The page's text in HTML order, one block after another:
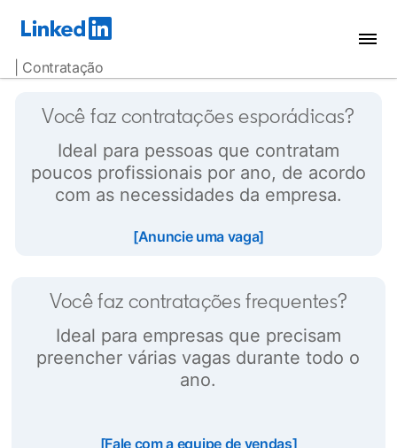
| Contratação
Você faz contratações esporádicas?
Ideal para pessoas que contratam
poucos profissionais por ano, de acordo
com as necessidades da empresa.
opens in a new tab
[Anuncie uma vaga]
Você faz contratações frequentes?
Ideal para empresas que precisam
preencher várias vagas durante todo o
ano.
[Fale com a equipe de vendas]